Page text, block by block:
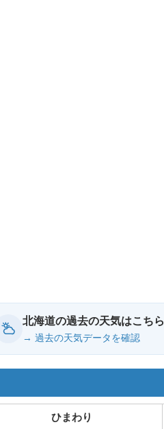
北海道の過去の天気はこちら
→ 過去の天気データを確認
ひまわり